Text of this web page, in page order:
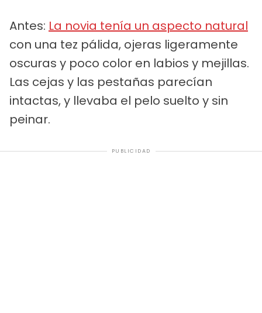
Antes: La novia tenía un aspecto natural
con una tez pálida, ojeras ligeramente
oscuras y poco color en labios y mejillas.
Las cejas y las pestañas parecían
intactas, y llevaba el pelo suelto y sin
peinar.
PUBLICIDAD